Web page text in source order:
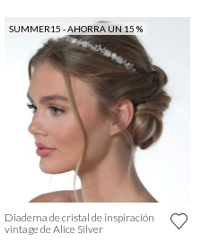
SUMMER15 - AHORRA UN 15 %
Diadema de cristal de inspiración
vintage de Alice Silver